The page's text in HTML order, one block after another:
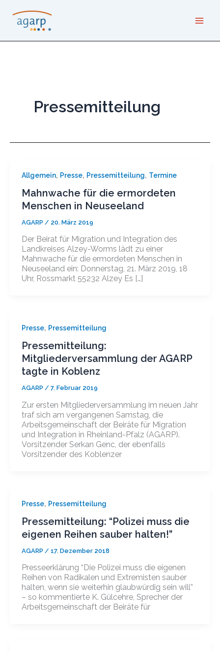
Inhalt
springen
Pressemitteilung
Allgemein, Presse, Pressemitteilung, Termine
Mahnwache für die ermordeten
Menschen in Neuseeland
AGARP / 20. März 2019
Der Beirat für Migration und Integration des
Landkreises Alzey-Worms lädt zu einer
Mahnwache für die ermordeten Menschen in
Neuseeland ein: Donnerstag, 21. März 2019, 18
Uhr, Rossmarkt 55232 Alzey Es […]
Presse, Pressemitteilung
Pressemitteilung:
Mitgliederversammlung der AGARP
tagte in Koblenz
AGARP / 7. Februar 2019
Zur ersten Mitgliederversammlung im neuen Jahr
traf sich am vergangenen Samstag, die
Arbeitsgemeinschaft der Beiräte für Migration
und Integration in Rheinland-Pfalz (AGARP).
Vorsitzender Serkan Genc, der ebenfalls
Vorsitzender des Koblenzer
Presse, Pressemitteilung
Pressemitteilung: “Polizei muss die
eigenen Reihen sauber halten!”
AGARP / 17. Dezember 2018
Presseerklärung “Die Polizei muss die eigenen
Reihen von Radikalen und Extremisten sauber
halten, wenn sie weiterhin glaubwürdig sein will”
– so kommentierte K. Gülcehre, Sprecher der
Arbeitsgemeinschaft der Beiräte für